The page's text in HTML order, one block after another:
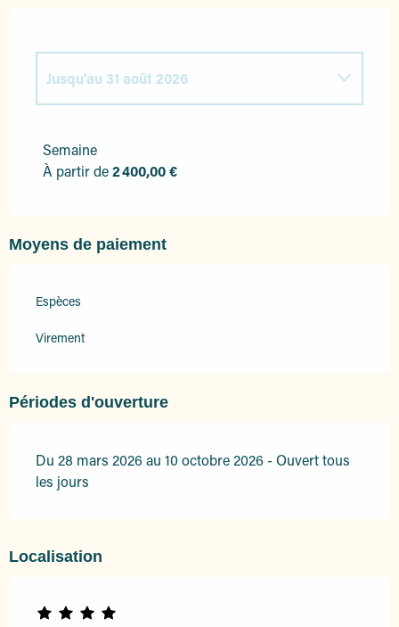
Du1 mai 2026au30 juin 2026
Jusqu'au 31 août 2026
Semaine
À partir de2 400,00 €
Moyens de paiement
Espèces
Virement
Périodes d'ouverture
Du 28 mars 2026 au 10 octobre 2026 - Ouvert tous
les jours
Localisation